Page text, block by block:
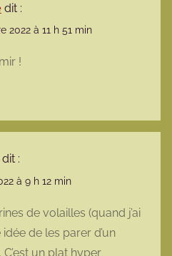
dit :
2022 à 11 h 51 min
!
dit :
à 9 h 12 min
de volailles (quand j’ai
de les parer d’un
un plat hyper